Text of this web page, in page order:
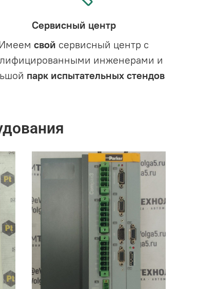
Сервисный центр
свой сервисный центр с
инженерами и
парк испытательных стендов